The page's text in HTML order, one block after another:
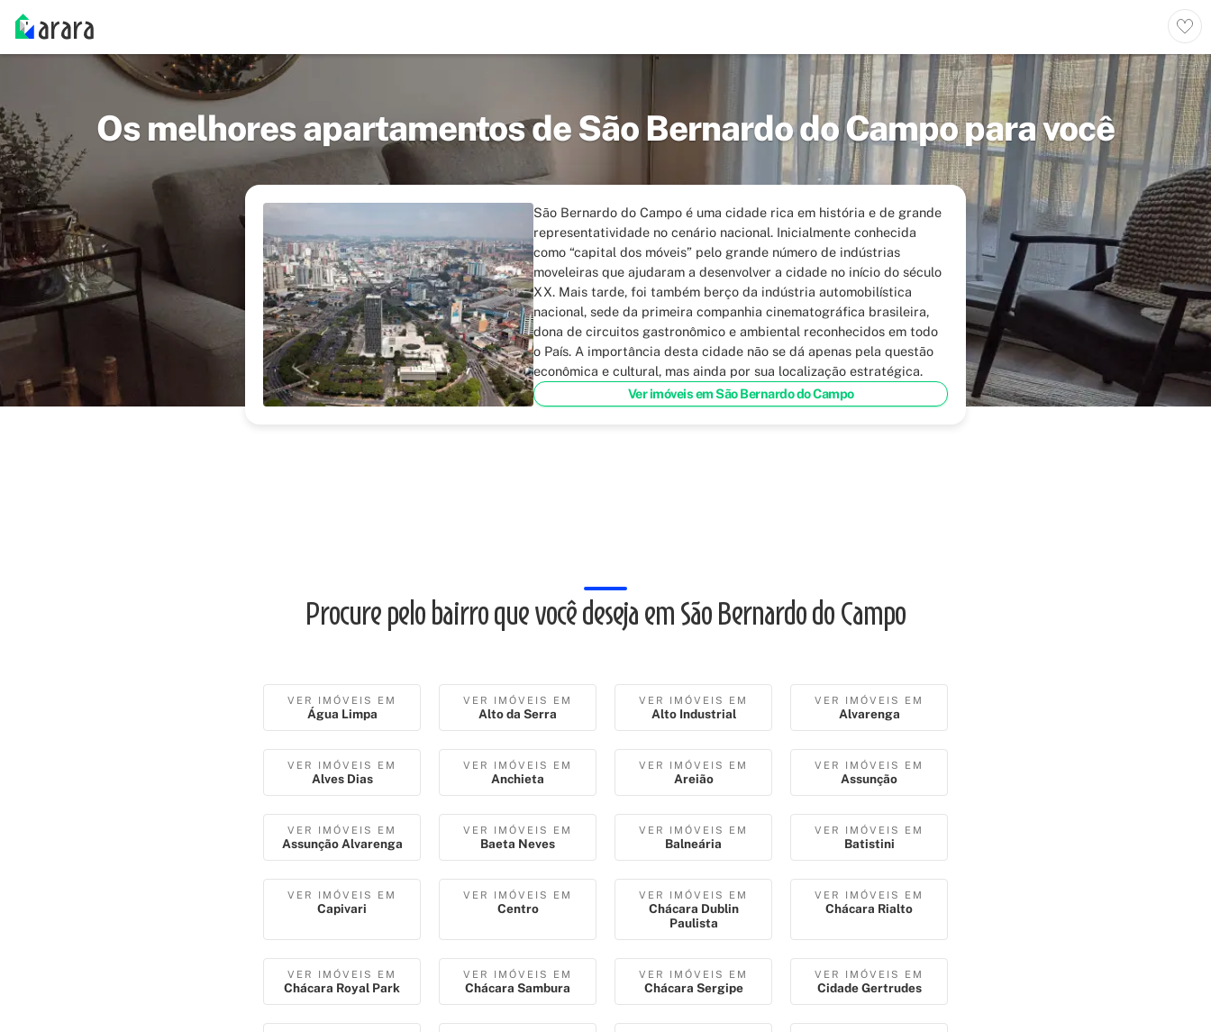
Os melhores apartamentos de São Bernardo do Campopara você
São Bernardo do Campo é uma cidade rica em história e de grande
representatividade no cenário nacional. Inicialmente conhecida
como “capital dos móveis” pelo grande número de indústrias
moveleiras que ajudaram a desenvolver a cidade no início do século
XX. Mais tarde, foi também berço da indústria automobilística
nacional, sede da primeira companhia cinematográfica brasileira,
dona de circuitos gastronômico e ambiental reconhecidos em todo
o País. A importância desta cidade não se dá apenas pela questão
econômica e cultural, mas ainda por sua localização estratégica.
Ver imóveis em São Bernardo do Campo
Procure pelo bairro que você deseja em São Bernardo do Campo
VER IMÓVEIS EM
Água Limpa
VER IMÓVEIS EM
Alto da Serra
VER IMÓVEIS EM
Alto Industrial
VER IMÓVEIS EM
Alvarenga
VER IMÓVEIS EM
Alves Dias
VER IMÓVEIS EM
Anchieta
VER IMÓVEIS EM
Areião
VER IMÓVEIS EM
Assunção
VER IMÓVEIS EM
Assunção Alvarenga
VER IMÓVEIS EM
Baeta Neves
VER IMÓVEIS EM
Balneária
VER IMÓVEIS EM
Batistini
VER IMÓVEIS EM
Capivari
VER IMÓVEIS EM
Centro
VER IMÓVEIS EM
Chácara Dublin
Paulista
VER IMÓVEIS EM
Chácara Rialto
VER IMÓVEIS EM
Chácara Royal Park
VER IMÓVEIS EM
Chácara Sambura
VER IMÓVEIS EM
Chácara Sergipe
VER IMÓVEIS EM
Cidade Gertrudes